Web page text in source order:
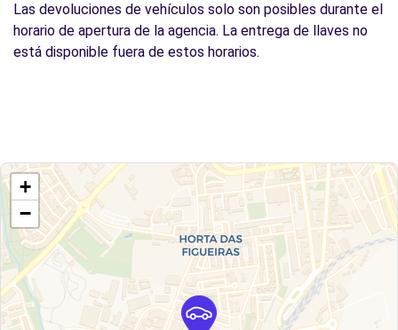
Las devoluciones de vehículos solo son posibles durante el
horario de apertura de la agencia. La entrega de llaves no
está disponible fuera de estos horarios.
+
−